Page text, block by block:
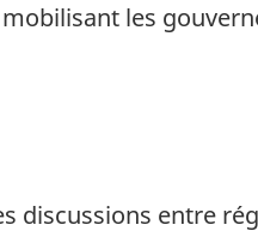
les
discussions entre